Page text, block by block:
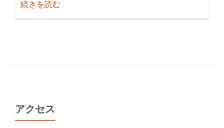
続きを読む
あ
アクセス